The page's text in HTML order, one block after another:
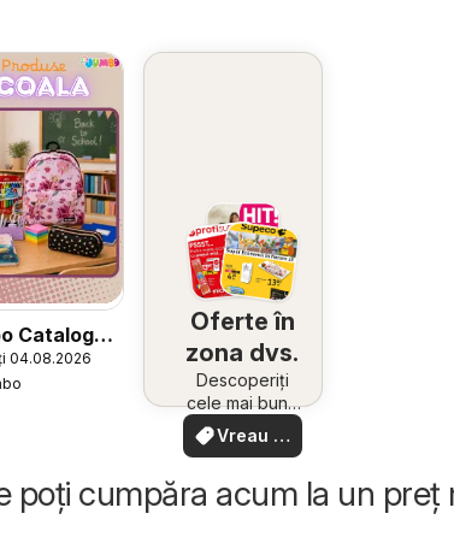
Catalog
04.08.2026
Oferte în
zona dvs.
Descoperiți
cele mai bune
oferte din
apropiere –
Vreau să
văd
poți cumpăra acum la un preț